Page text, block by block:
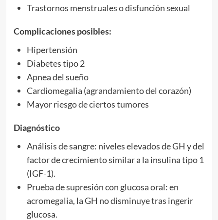
Trastornos menstruales o disfunción sexual
Complicaciones posibles:
Hipertensión
Diabetes tipo 2
Apnea del sueño
Cardiomegalia (agrandamiento del corazón)
Mayor riesgo de ciertos tumores
Diagnóstico
Análisis de sangre: niveles elevados de GH y del
factor de crecimiento similar a la insulina tipo 1
(IGF-1).
Prueba de supresión con glucosa oral: en
acromegalia, la GH no disminuye tras ingerir
glucosa.